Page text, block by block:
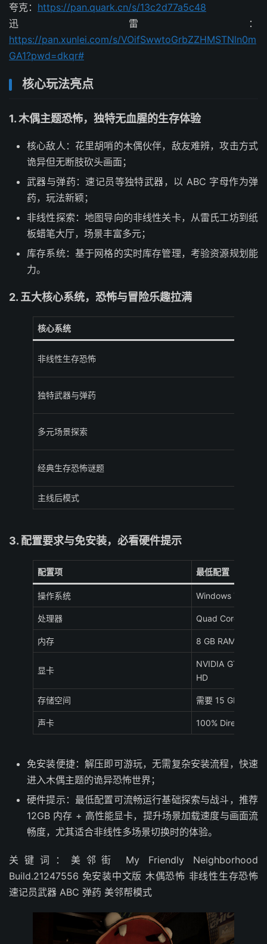
夸克： https://pan.quark.cn/s/13c2d77a5c48
迅雷：
https://pan.xunlei.com/s/VOifSwwtoGrbZZHMSTNln0m
GA1?pwd=dkqr#
核心玩法亮点
1. 木偶主题恐怖，独特无血腥的生存体验
核心敌人：花里胡哨的木偶伙伴，敌友难辨，攻击方式
诡异但无断肢砍头画面；
武器与弹药：速记员等独特武器，以 ABC 字母作为弹
药，玩法新颖；
非线性探索：地图导向的非线性关卡，从雷氏工坊到纸
板蜡笔大厅，场景丰富多元；
库存系统：基于网格的实时库存管理，考验资源规划能
力。
2. 五大核心系统，恐怖与冒险乐趣拉满
核心系统
非线性生存恐怖
独特武器与弹药
多元场景探索
经典生存恐怖谜题
主线后模式
3. 配置要求与免安装，必看硬件提示
配置项 最低配置（64 位
操作系统 Windows 7 64-bit
处理器 Quad Core 2.5
内存 8 GB RAM
显卡
NVIDIA GTX 470
HD
存储空间 需要 15 GB 可用
声卡 100% DirectX 兼
免安装便捷：解压即可游玩，无需复杂安装流程，快速
进入木偶主题的诡异恐怖世界；
硬件提示：最低配置可流畅运行基础探索与战斗，推荐
12GB 内存 + 高性能显卡，提升场景加载速度与画面流
畅度，尤其适合非线性多场景切换时的体验。
关键词：美邻街 My Friendly Neighborhood
Build.21247556 免安装中文版 木偶恐怖 非线性生存恐怖
速记员武器 ABC 弹药 美邻帮模式